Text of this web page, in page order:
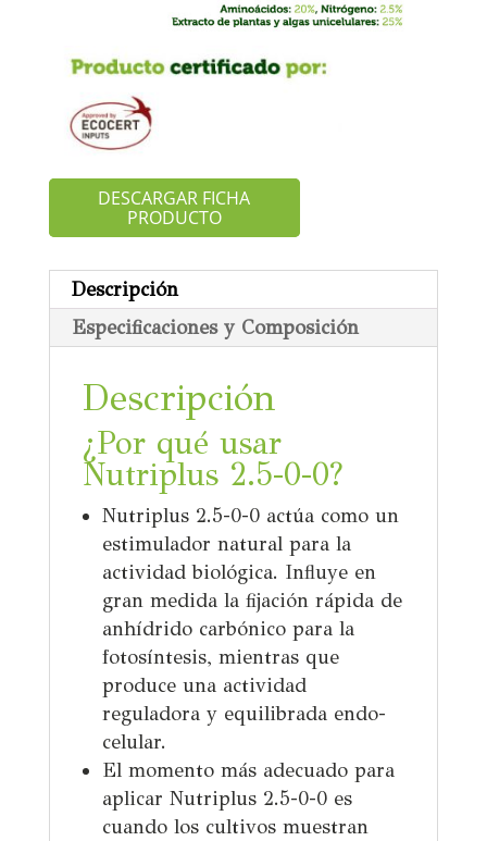
DESCARGAR FICHA
PRODUCTO
Descripción
Especificaciones y Composición
Descripción
¿Por qué usar
Nutriplus 2.5-0-0?
Nutriplus 2.5-0-0 actúa como un
estimulador natural para la
actividad biológica. Influye en
gran medida la fijación rápida de
anhídrido carbónico para la
fotosíntesis, mientras que
produce una actividad
reguladora y equilibrada endo-
celular.
El momento más adecuado para
aplicar Nutriplus 2.5-0-0 es
cuando los cultivos muestran